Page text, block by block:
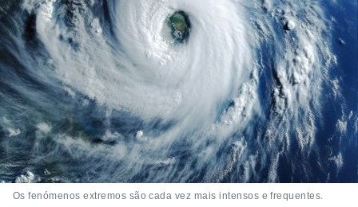
Os fenómenos extremos são cada vez mais intensos e frequentes.